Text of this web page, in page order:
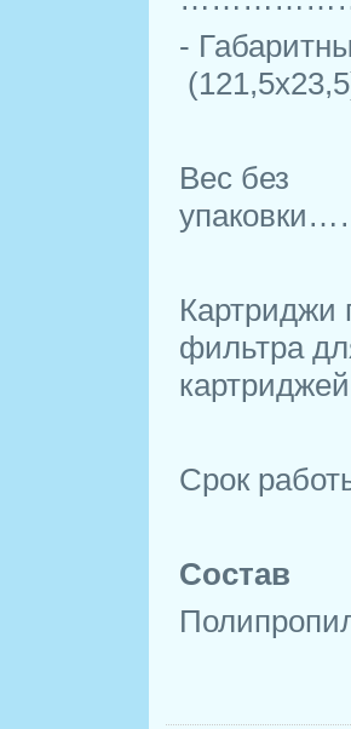
-
Вес без
Картриджи
фильтра
Срок
Состав